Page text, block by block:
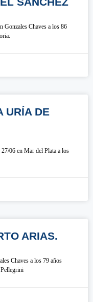
Gonzales Chaves a los 86
URÍA DE
06 en Mar del Plata a los
ARIAS.
Chaves a los 79 años